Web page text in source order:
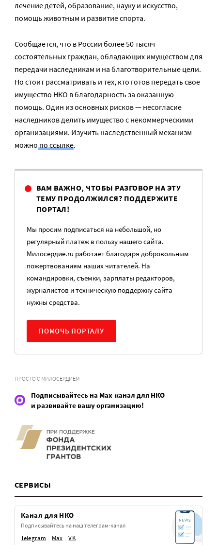
лечение детей, образование, науку и искусство,
помощь животным и развитие спорта.
Сообщается, что в России более 50 тысяч
состоятельных граждан, обладающих имуществом для
передачи наследникам и на благотворительные цели.
Но стоит рассматривать и тех, кто готов передать свое
имущество НКО в благодарность за оказанную
помощь. Один из основных рисков — неcогласие
наследников делить имущество с некоммерческими
организациями. Изучить наследственный механизм
можнопо ссылке.
ВАМ ВАЖНО, ЧТОБЫ РАЗГОВОР НА ЭТУ
ТЕМУ ПРОДОЛЖИЛСЯ? ПОДДЕРЖИТЕ
ПОРТАЛ!
Мы просим подписаться на небольшой, но
регулярный платеж в пользу нашего сайта.
Милосердие.ru работает благодаря добровольным
пожертвованиям наших читателей. На
командировки, съемки, зарплаты редакторов,
журналистов и техническую поддержку сайта
нужны средства.
ПОМОЧЬ ПОРТАЛУ
ПРОСТО С МИЛОСЕРДИЕМ
Подписывайтесь на Max-канал для НКО
и развивайте вашу организацию!
СЕРВИСЫ
Канал для НКО
Подписывайтесь на наш телеграм-канал
Telegram Max VK